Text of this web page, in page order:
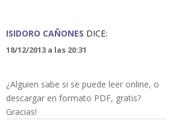
ISIDORO CAÑONES DICE:
18/12/2013 a las 20:31
¿Alguien sabe si se puede leer online, o
descargar en formato PDF, gratis?
Gracias!